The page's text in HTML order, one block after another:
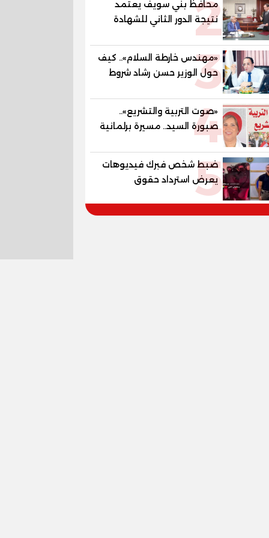
المستقبل
2
محافظ بني سويف يعتمد
نتيجة الدور الثاني للشهادة
الإعدادية العامة بنسبة
79.9% نظامي ...و69.55%
منازل.. و70.56% للمهنية ..
و100% للصُم وضعاف السمع3
«مهندس خارطة السلام».. كيف
حول الوزير حسن رشاد شروط
الحرب المعقدة إلى "خارطة
طريق" للانسحاب والإعمار؟
4
«صوت التربية والتشريع»..
صبورة السيد.. مسيرة برلمانية
وتربوية تجمع بين تشريع
القوانين وصناعة الأجيال لبناء
الإنسان المصري
5
ضبط شخص فبرك فيديوهات
يعرض استرداد حقوق
المواطنين بالقوة